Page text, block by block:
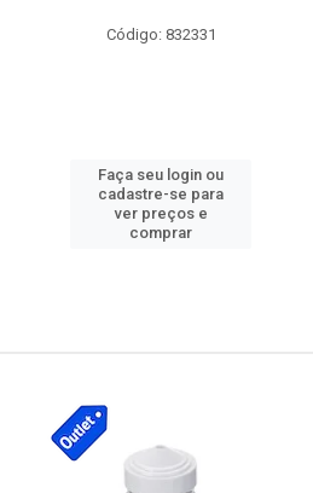
Código: 832331
Faça seu login ou
cadastre-se para
ver preços e
comprar